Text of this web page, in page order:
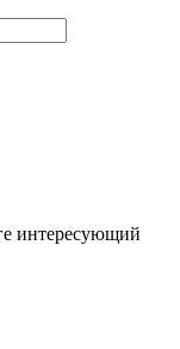
интересующий